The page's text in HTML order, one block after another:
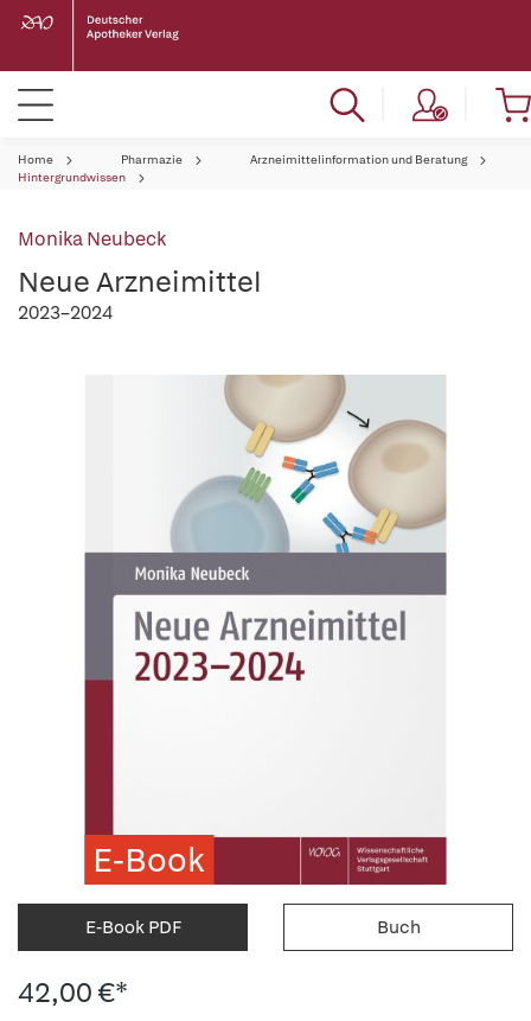
Home Pharmazie
Arzneimittelinformation und Beratung
Hintergrundwissen
Monika Neubeck
Neue Arzneimittel
2023–2024
E-Book
E-Book PDF Buch
42,00 €*